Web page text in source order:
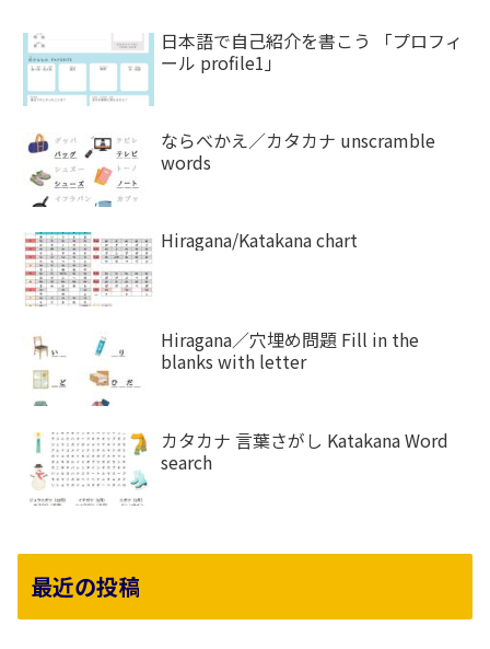
日本語で自己紹介を書こう 「プロフィ
ール profile1」
ならべかえ／カタカナ unscramble
words
Hiragana/Katakana chart
Hiragana／穴埋め問題 Fill in the
blanks with letter
カタカナ 言葉さがし Katakana Word
search
最近の投稿